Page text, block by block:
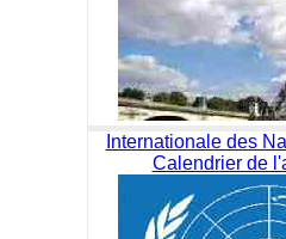
Internationale des
Calendrier de